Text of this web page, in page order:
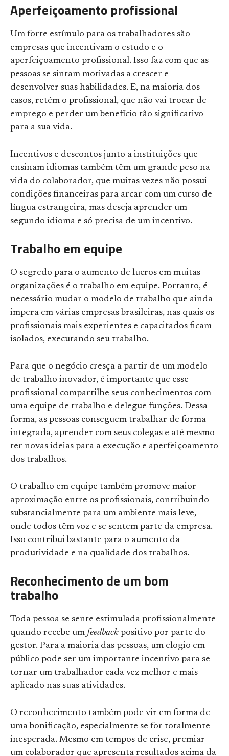
Aperfeiçoamento profissional
Um forte estímulo para os trabalhadores são
empresas que incentivam o estudo e o
aperfeiçoamento profissional. Isso faz com que as
pessoas se sintam motivadas a crescer e
desenvolver suas habilidades. E, na maioria dos
casos, retém o profissional, que não vai trocar de
emprego e perder um benefício tão significativo
para a sua vida.
Incentivos e descontos junto a instituições que
ensinam idiomas também têm um grande peso na
vida do colaborador, que muitas vezes não possui
condições financeiras para arcar com um curso de
língua estrangeira, mas deseja aprender um
segundo idioma e só precisa de um incentivo.
Trabalho em equipe
O segredo para o aumento de lucros em muitas
organizações é o trabalho em equipe. Portanto, é
necessário mudar o modelo de trabalho que ainda
impera em várias empresas brasileiras, nas quais os
profissionais mais experientes e capacitados ficam
isolados, executando seu trabalho.
Para que o negócio cresça a partir de um modelo
de trabalho inovador, é importante que esse
profissional compartilhe seus conhecimentos com
uma equipe de trabalho e delegue funções. Dessa
forma, as pessoas conseguem trabalhar de forma
integrada, aprender com seus colegas e até mesmo
ter novas ideias para a execução e aperfeiçoamento
dos trabalhos.
O trabalho em equipe também promove maior
aproximação entre os profissionais, contribuindo
substancialmente para um ambiente mais leve,
onde todos têm voz e se sentem parte da empresa.
Isso contribui bastante para o aumento da
produtividade e na qualidade dos trabalhos.
Reconhecimento de um bom
trabalho
Toda pessoa se sente estimulada profissionalmente
quando recebe um feedback positivo por parte do
gestor. Para a maioria das pessoas, um elogio em
público pode ser um importante incentivo para se
tornar um trabalhador cada vez melhor e mais
aplicado nas suas atividades.
O reconhecimento também pode vir em forma de
uma bonificação, especialmente se for totalmente
inesperada. Mesmo em tempos de crise, premiar
um colaborador que apresenta resultados acima da